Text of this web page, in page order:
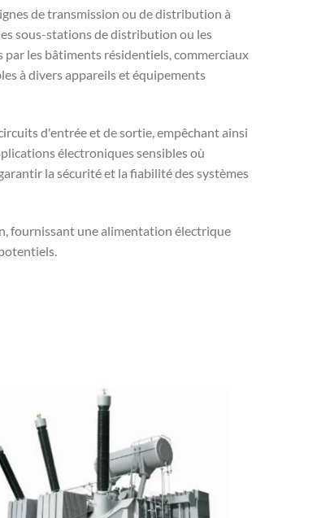
de transmission ou de distribution à
sous-stations de distribution ou les
les bâtiments résidentiels, commerciaux
à divers appareils et équipements
d'entrée et de sortie, empêchant ainsi
électroniques sensibles où
la sécurité et la fiabilité des systèmes
fournissant une alimentation électrique